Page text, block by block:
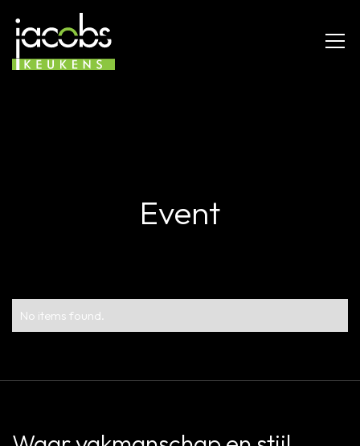
Event
No items found.